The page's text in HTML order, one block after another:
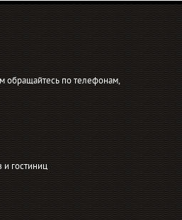
обращайтесь по телефонам,
и гостиниц